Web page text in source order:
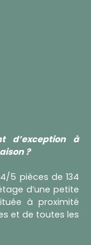
d’exception à
?
5 pièces de 134
d’une petite
à proximité
et de toutes les